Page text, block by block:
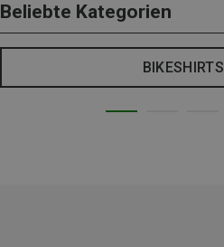
Beliebte Kategorien
BIKESHIRTS